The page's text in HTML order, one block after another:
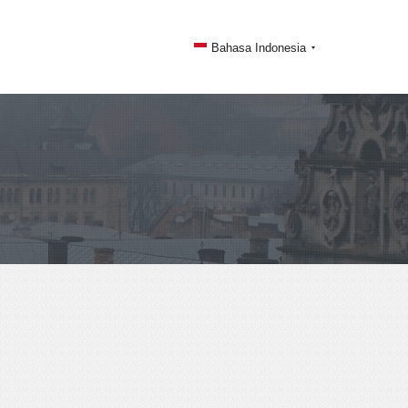
Bahasa Indonesia